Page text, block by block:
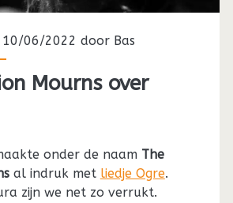
10/06/2022 door Bas
Mourns over
onder de naam The
al indruk met liedje Ogre.
zijn we net zo verrukt.